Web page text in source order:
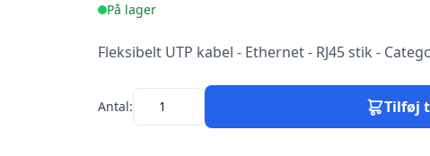
På lager
Fleksibelt UTP kabel - Ethernet - RJ45 stik -
Antal: Tilføj